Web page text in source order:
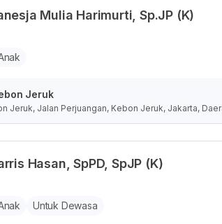
Mulia Harimurti, Sp.JP (K)
Jeruk
Jeruk, Jalan Perjuangan, Kebon Jeruk, Jakarta,
Hasan, SpPD, SpJP (K)
Untuk Dewasa